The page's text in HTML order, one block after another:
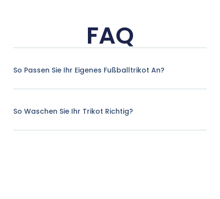
FAQ
So Passen Sie Ihr Eigenes Fußballtrikot An?
So Waschen Sie Ihr Trikot Richtig?